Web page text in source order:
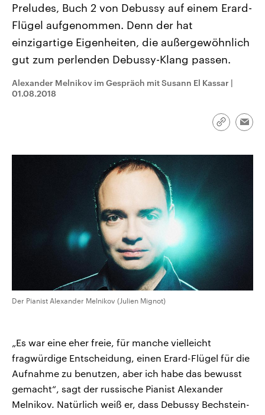
Landtagswahl Sachsen-Anhalt
2026
Alle Informationen
Sachsen-Anhalt wählt am 6.
September 2026 einen neuen
Landtag. Seit 2021 wird das
Bundesland von einer Koalition aus
CDU, SPD und FDP regiert.-
Umfragen, Prognosen,
USA
Aktuelle Beiträge,
Hintergründe
Wirtschaftlich und
gehören die Vereinigten
den mächtigsten Ländern
mit großem Einfluss auf
aktuelle Weltgeschehen.
Preludes, Buch 2 von Debussy auf einem Erard-
Flügel aufgenommen. Denn der hat
einzigartige Eigenheiten, die außergewöhnlich
gut zum perlenden Debussy-Klang passen.
Alexander Melnikov im Gespräch mit Susann El Kassar |
01.08.2018
Link
Der Pianist Alexander Melnikov (Julien Mignot)
„Es war eine eher freie, für manche vielleicht
fragwürdige Entscheidung, einen Erard-Flügel für die
Aufnahme zu benutzen, aber ich habe das bewusst
gemacht“, sagt der russische Pianist Alexander
Melnikov. Natürlich weiß er, dass Debussy Bechstein-